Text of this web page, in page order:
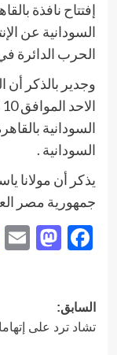
إفتتاح نافذة
السودانية عن
الحرب الدائرة في
وجدير بالذكر أن
السودانية
السودانية .
يذكر أن مولانا
جمهورية مصر
تصفّح
المقالات
السابق:
تشاد ترد على